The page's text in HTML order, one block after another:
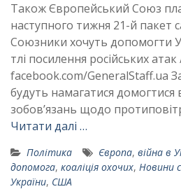
Також Європейський Союз
наступного тижня 21-й пакет
Союзники хочуть допомогти
тлі посилення російських
facebook.com/GeneralStaff.ua
будуть намагатися домогтися
зобовʼязань щодо
Читати далі …
Політика Європа, війна в
допомога, коаліція охочих, Новини
України, США